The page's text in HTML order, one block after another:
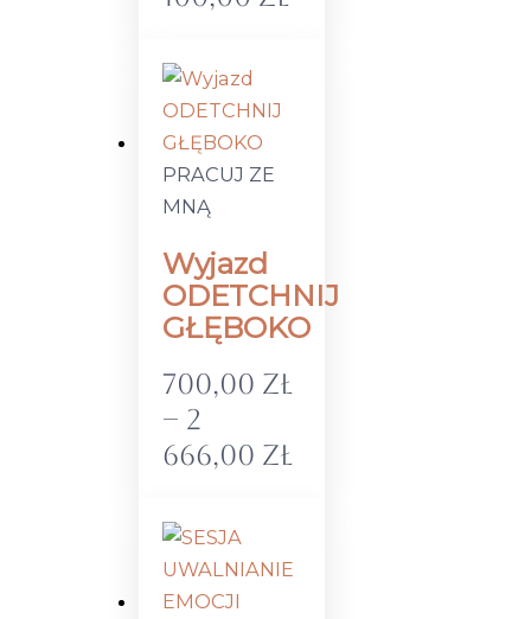
PRACUJ ZE
MNĄ
Wyjazd
ODETCHNIJ
GŁĘBOKO
700,00 zł
– 2
666,00 zł